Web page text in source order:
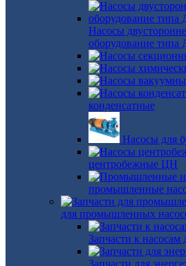
Насосы
оборудование типа
конденсатные
Насосы для
центробежные ЦН
промышленные
для промышленных
Запчасти к насосам
Запчасти для